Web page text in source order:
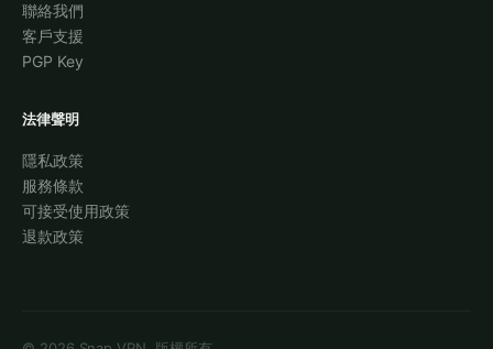
聯絡我們
客戶支援
PGP Key
法律聲明
隱私政策
服務條款
可接受使用政策
退款政策